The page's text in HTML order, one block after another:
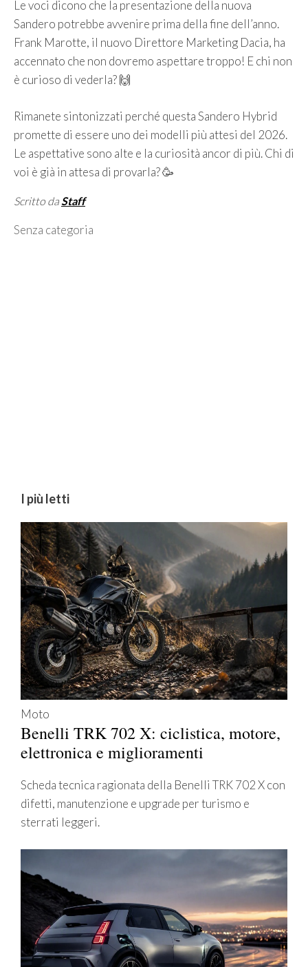
Le voci dicono che la presentazione della nuova
Sandero potrebbe avvenire prima della fine dell’anno.
Frank Marotte, il nuovo Direttore Marketing Dacia, ha
accennato che non dovremo aspettare troppo! E chi non
è curioso di vederla? 🙌
Rimanete sintonizzati perché questa Sandero Hybrid
promette di essere uno dei modelli più attesi del 2026.
Le aspettative sono alte e la curiosità ancor di più. Chi di
voi è già in attesa di provarla? 🥳
Scritto da Staff
Categorie
Senza categoria
I più letti
Moto
Benelli TRK 702 X: ciclistica, motore,
elettronica e miglioramenti
Scheda tecnica ragionata della Benelli TRK 702 X con
difetti, manutenzione e upgrade per turismo e
sterrati leggeri.